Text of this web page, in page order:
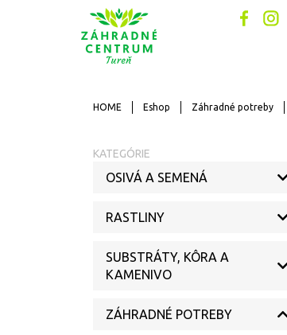
HOME Eshop Záhradné potreby
KATEGÓRIE
OSIVÁ A SEMENÁ
RASTLINY
SUBSTRÁTY, KÔRA A
KAMENIVO
ZÁHRADNÉ POTREBY